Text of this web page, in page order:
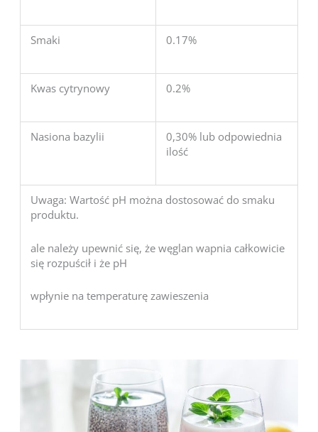
Smaki 0.17%
Kwas cytrynowy 0.2%
Nasiona bazylii
0,30% lub odpowiednia
ilość
Uwaga: Wartość pH można dostosować do smaku
produktu.
ale należy upewnić się, że węglan wapnia całkowicie
się rozpuścił i że pH
wpłynie na temperaturę zawieszenia